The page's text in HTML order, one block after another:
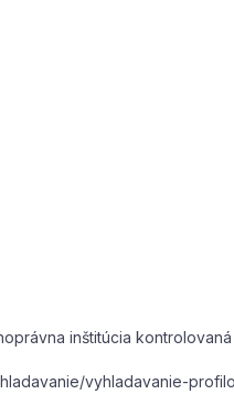
inštitúcia
vyhladavanie-